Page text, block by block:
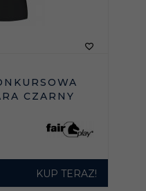
CZARNY
KUP TERAZ!